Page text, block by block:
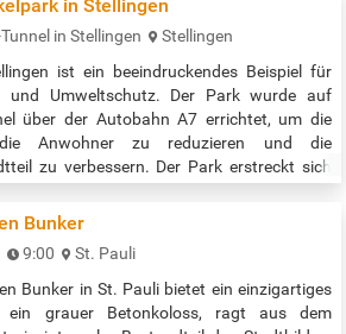
in Stellingen
in Stellingen
Stellingen
ist ein beeindruckendes Beispiel für
und Umweltschutz. Der Park wurde auf
über der Autobahn A7 errichtet, um die
Anwohner zu reduzieren und die
zu verbessern. Der Park erstreckt sich
und Eidelstedt1. Der Park bietet eine
Bunker
9:00
St. Pauli
Bunker in St. Pauli bietet ein einzigartiges
ein grauer Betonkoloss, ragt aus dem